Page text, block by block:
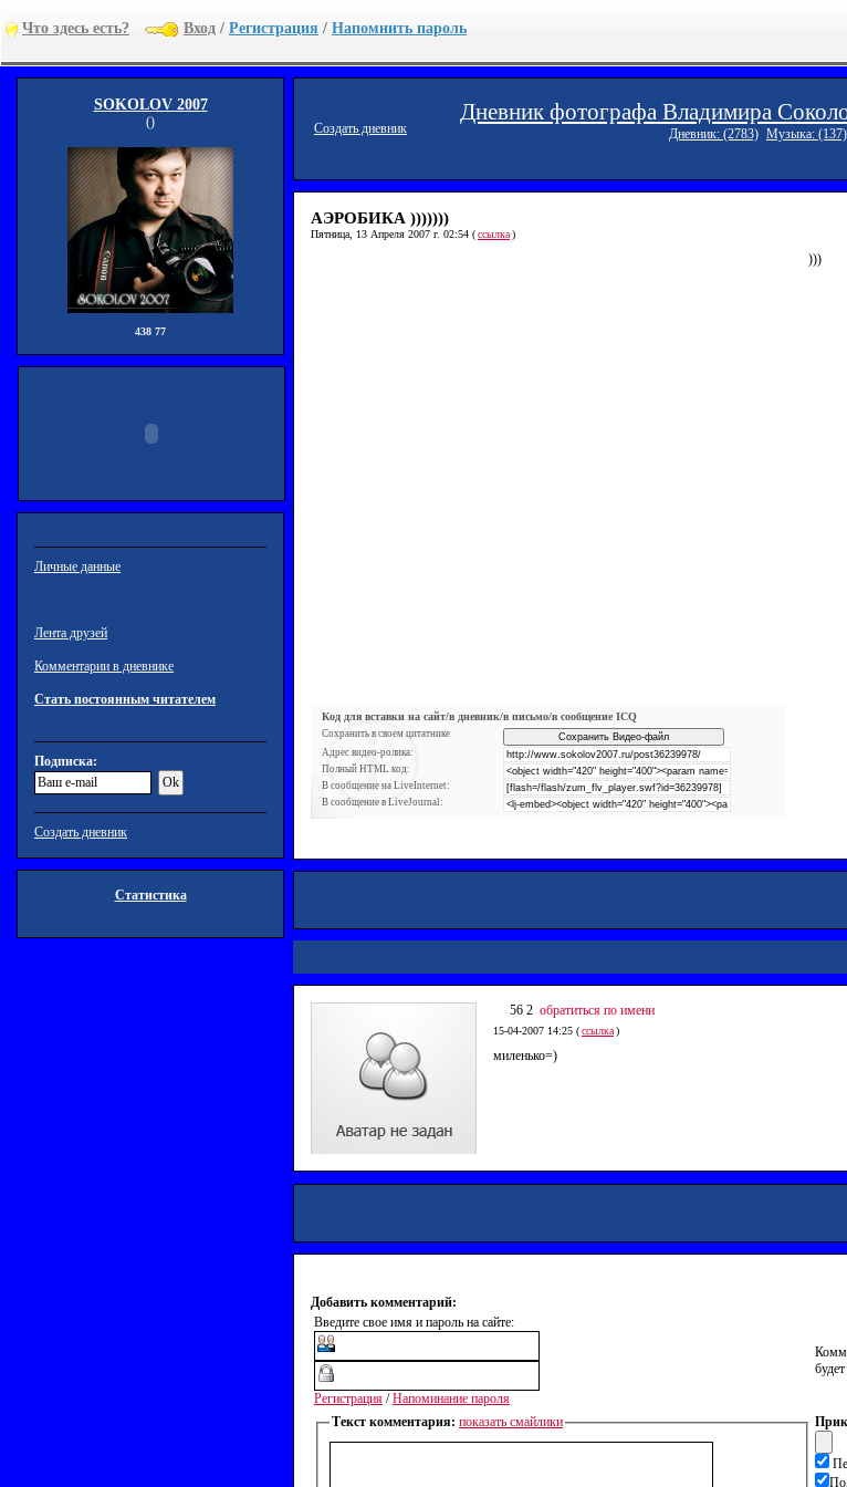
Что здесь есть? Вход / Регистрация / Напомнить пароль
SOKOLOV 2007
()
438 77
Личные данные
Лента друзей
Комментарии в дневнике
Стать постоянным читателем
Подписка:
Создать дневник
Статистика
Создать дневник
Дневник фотографа Владимира
Дневник: (2783) Музыка: (137)
АЭРОБИКА )))))))
Пятница, 13 Апреля 2007 г. 02:54 (ссылка)
Код для вставки на сайт/в дневник/в письмо/в сообщение ICQ
Сохранить в своем цитатнике
Адрес видео-ролика:
Полный HTML код:
В сообщение на LiveInternet:
В сообщение в LiveJournal:
)))
56 2 обратиться по имени
15-04-2007 14:25 (ссылка)
миленько=)
Добавить комментарий:
Введите свое имя и пароль на сайте:
Регистрация /Напоминание пароля
Текст комментария: показать смайлики